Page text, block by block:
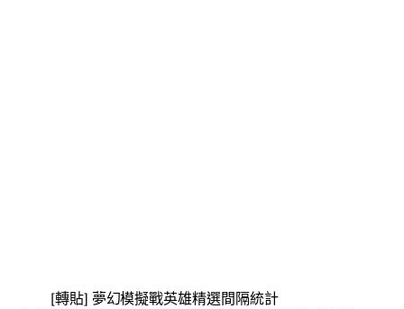
[轉貼] 夢幻模擬戰英雄精選間隔統計